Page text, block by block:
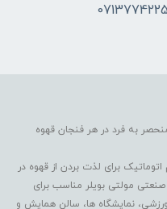
به فرد در هر فنجان قهوه
برای لذت بردن از قهوه در
مولتی بویلر مناسب برای
ورزشی، نمایشگاه ها، سالن همایش و